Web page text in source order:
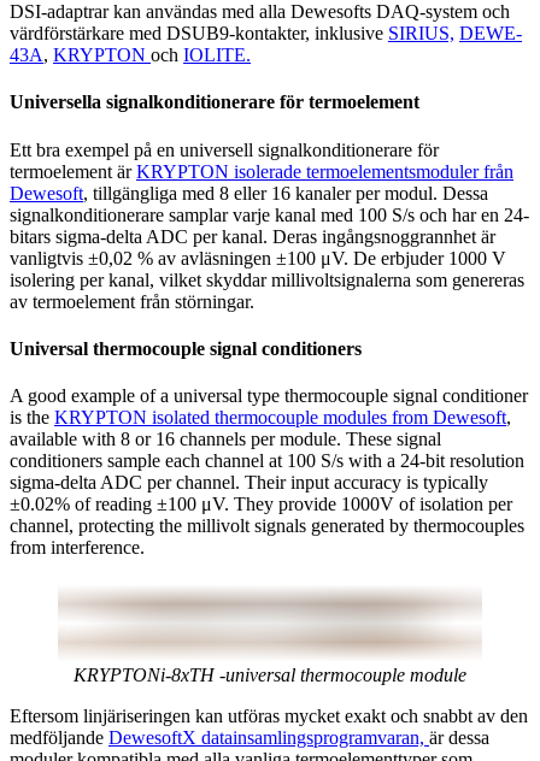
DSI-adaptrar kan användas med alla Dewesofts DAQ-system och
värdförstärkare med DSUB9-kontakter, inklusive SIRIUS, DEWE-
43A, KRYPTON och IOLITE.
Universella signalkonditionerare för termoelement
Ett bra exempel på en universell signalkonditionerare för
termoelement ärKRYPTON isolerade termoelementsmoduler från
Dewesoft, tillgängliga med 8 eller 16 kanaler per modul. Dessa
signalkonditionerare samplar varje kanal med 100 S/s och har en 24-
bitars sigma-delta ADC per kanal. Deras ingångsnoggrannhet är
vanligtvis ±0,02 % av avläsningen ±100 μV. De erbjuder 1000 V
isolering per kanal, vilket skyddar millivoltsignalerna som genereras
av termoelement från störningar.
Universal thermocouple signal conditioners
A good example of a universal type thermocouple signal conditioner
is the KRYPTON isolated thermocouple modules from Dewesoft,
available with 8 or 16 channels per module. These signal
conditioners sample each channel at 100 S/s with a 24-bit resolution
sigma-delta ADC per channel. Their input accuracy is typically
±0.02% of reading ±100 μV. They provide 1000V of isolation per
channel, protecting the millivolt signals generated by thermocouples
from interference.
KRYPTONi-8xTH -universal thermocouple module
Eftersom linjäriseringen kan utföras mycket exakt och snabbt av den
medföljande DewesoftX datainsamlingsprogramvaran, är dessa